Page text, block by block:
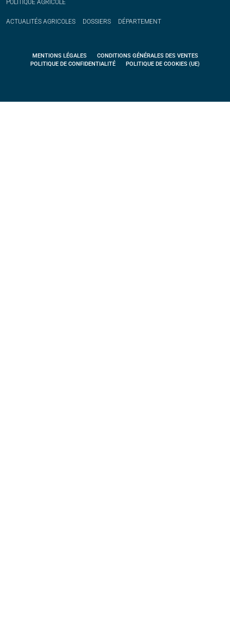
POLITIQUE AGRICOLE
ACTUALITÉS AGRICOLES DOSSIERS DÉPARTEMENT
MENTIONS LÉGALES
CONDITIONS GÉNÉRALES DES VENTES
POLITIQUE DE CONFIDENTIALITÉ
POLITIQUE DE COOKIES (UE)